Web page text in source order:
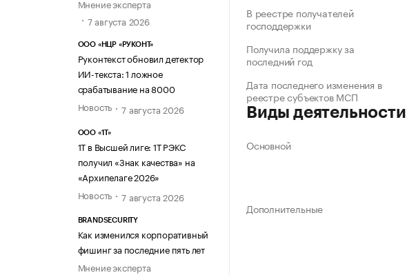
Мнение эксперта
7 августа 2026
ООО «НЦР «РУКОНТ»
Руконтекст обновил детектор
ИИ-текста: 1 ложное
срабатывание на 8000
Новость
7 августа 2026
ООО «1Т»
1Т в Высшей лиге: 1Т РЭКС
получил «Знак качества» на
«Архипелаге 2026»
Новость
7 августа 2026
BRANDSECURITY
Как изменился корпоративный
фишинг за последние пять лет
Мнение эксперта
В реестре получателей
господдержки
Получила поддержку за
последний год
Дата последнего изменения в
реестре субъектов МСП
Виды деятельности
Основной
Дополнительные